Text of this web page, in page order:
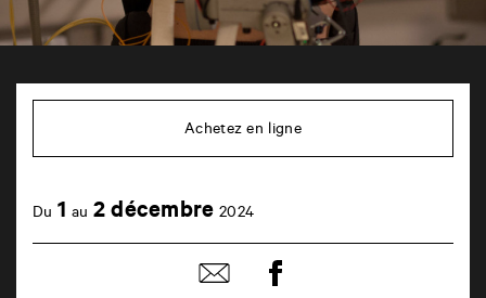
86000
Achetez en ligne
Du 1 au 2 décembre 2024
Partager
par
Partager
sur